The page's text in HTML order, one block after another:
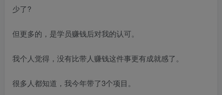
少了?
但更多的，是学员赚钱后对我的认可。
我个人觉得，没有比带人赚钱这件事更有成就感了。
很多人都知道，我今年带了3个项目。